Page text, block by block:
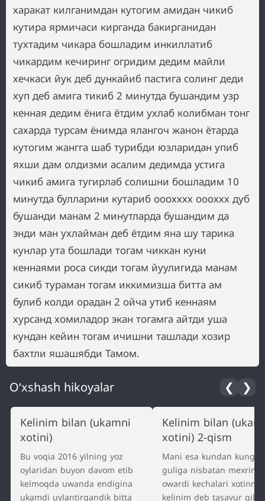
харакат килганимдан кутогим амидан чикиб
кутира ярмичаси кирганда бакирганидан
тухтадим чикара бошладим инкиллатиб
чикардим кечиринг огридим дедим майли
хечкаси йук деб дункайиб пастига солинг деди
хуп деб амига тикиб 2 минутда бушандим узр
кенная дедим ёнига ётдим ухлаб колибман тонг
сахарда турсам ёнимда ялангоч жанон ётарда
кутогим жангга шаб турибди юзларидан упиб
яхши дам олдизми асалим дедимда устига
чикиб амига тугирлаб солишни бошладим 10
минутда булларини кутариб ооохххх оооххх дуб
бушанди манам 2 минутларда бушандим да
энди ман ухлайман деб ётдим яна шу тарика
кунлар ута бошлади тогам чиккан куни
кеннаями роса сикди тогам йуулигида манам
сикиб тураман тогам иккимизша битта ам
булиб колди орадан 2 ойча утиб кеннаям
хурсанд хомиладор экан тогамга айтди уша
кундан кейин тогам ичишни ташлади хозир
бахтли яшашябди Тамом.
O‘xshash hikoyalar ❮ ❯
Kelinim bilan (ukamni
xotini)
Bu voqia 2016 yilning yoz
oylaridan buyon davom etib
kelmoqda uwanda endigina
ukamdi uylantirgandik bitta
Kelinim bilan
xotini) 2-qism
Mani esa kundan kunga
guliga nisbatan mexrim
owardi kechalari
kelinim deb tasavur qilib